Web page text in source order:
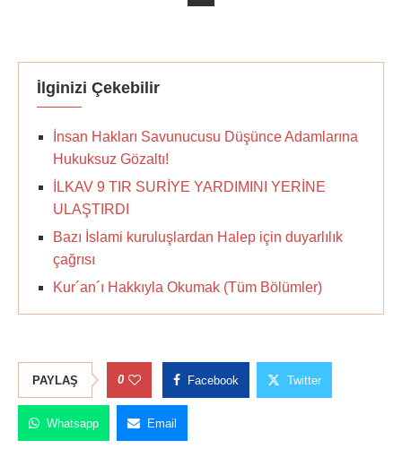
İlginizi Çekebilir
İnsan Hakları Savunucusu Düşünce Adamlarına
Hukuksuz Gözaltı!
İLKAV 9 TIR SURİYE YARDIMINI YERİNE
ULAŞTIRDI
Bazı İslami kuruluşlardan Halep için duyarlılık
çağrısı
Kur´an´ı Hakkıyla Okumak (Tüm Bölümler)
PAYLAŞ 0 Facebook Twitter
Whatsapp Email